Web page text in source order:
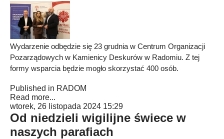
Wydarzenie odbędzie się 23 grudnia w Centrum Organizacji
Pozarządowych w Kamienicy Deskurów w Radomiu. Z tej
formy wsparcia będzie mogło skorzystać 400 osób.
Published in RADOM
Read more...
wtorek, 26 listopada 2024 15:29
Od niedzieli wigilijne świece w
naszych parafiach